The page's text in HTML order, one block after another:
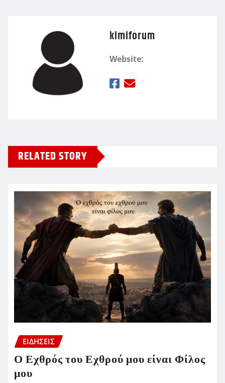
kimiforum
Website:
RELATED STORY
ΕΙΔΗΣΕΙΣ
Ο Εχθρός του Εχθρού μου είναι Φίλος
μου